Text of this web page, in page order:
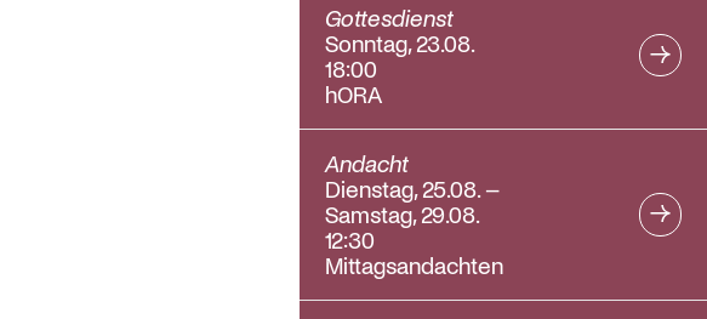
Gottesdienst
Sonntag, 23.08.
18:00
hORA
Andacht
Dienstag, 25.08. –
Samstag, 29.08.
12:30
Mittagsandachten